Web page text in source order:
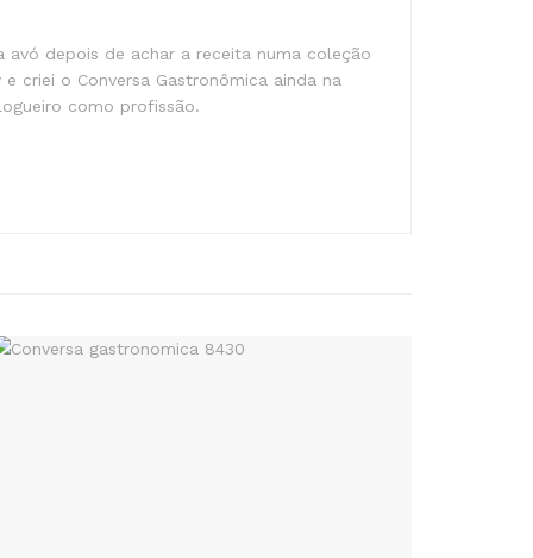
avó depois de achar a receita numa coleção
criei o Conversa Gastronômica ainda na
como profissão.